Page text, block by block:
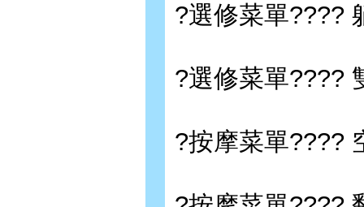
?選修菜單????
?選修菜單????
?按摩菜單????